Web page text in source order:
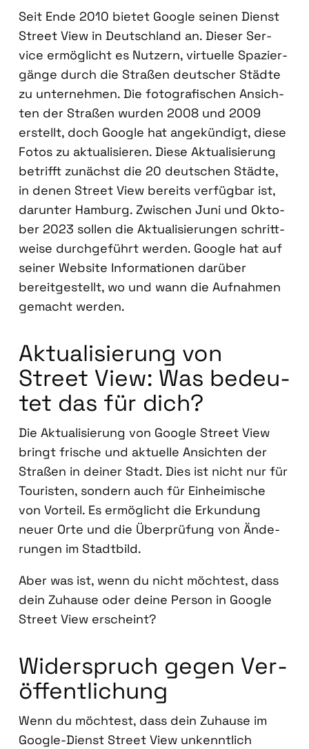
Seit Ende 2010 bie­tet Goog­le sei­nen Dienst
Street View in Deutsch­land an. Die­ser Ser­
vice ermög­licht es Nut­zern, vir­tu­el­le Spa­zier­
gän­ge durch die Stra­ßen deut­scher Städ­te
zu unter­neh­men. Die foto­gra­fi­schen Ansich­
ten der Stra­ßen wur­den 2008 und 2009
erstellt, doch Goog­le hat ange­kün­digt, die­se
Fotos zu aktua­li­sie­ren. Die­se Aktua­li­sie­rung
betrifft zunächst die 20 deut­schen Städ­te,
in denen Street View bereits ver­füg­bar ist,
dar­un­ter Ham­burg. Zwi­schen Juni und Okto­
ber 2023 sol­len die Aktua­li­sie­run­gen schritt­
wei­se durch­ge­führt wer­den. Goog­le hat auf
sei­ner Web­site Infor­ma­tio­nen dar­über
bereit­ge­stellt, wo und wann die Auf­nah­men
gemacht wer­den.
Aktua­li­sie­rung von
Street View: Was bedeu­
tet das für dich?
Die Aktua­li­sie­rung von Goog­le Street View
bringt fri­sche und aktu­el­le Ansich­ten der
Stra­ßen in dei­ner Stadt. Dies ist nicht nur für
Tou­ris­ten, son­dern auch für Ein­hei­mi­sche
von Vor­teil. Es ermög­licht die Erkun­dung
neu­er Orte und die Über­prü­fung von Ände­
run­gen im Stadt­bild.
Aber was ist, wenn du nicht möch­test, dass
dein Zuhau­se oder dei­ne Per­son in Goog­le
Street View erscheint?
Wider­spruch gegen Ver­
öf­fent­li­chung
Wenn du möch­test, dass dein Zuhau­se im
Goog­le-Dienst Street View unkennt­lich